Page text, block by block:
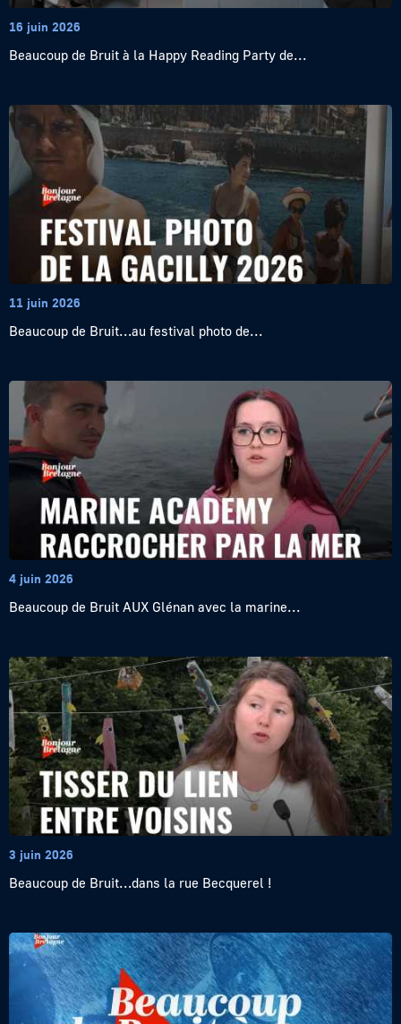
16 juin 2026
Beaucoup de Bruit à la Happy Reading Party de...
11 juin 2026
Beaucoup de Bruit…au festival photo de...
4 juin 2026
Beaucoup de Bruit AUX Glénan avec la marine...
3 juin 2026
Beaucoup de Bruit…dans la rue Becquerel !